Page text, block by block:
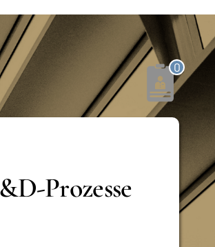
0
Prozesse